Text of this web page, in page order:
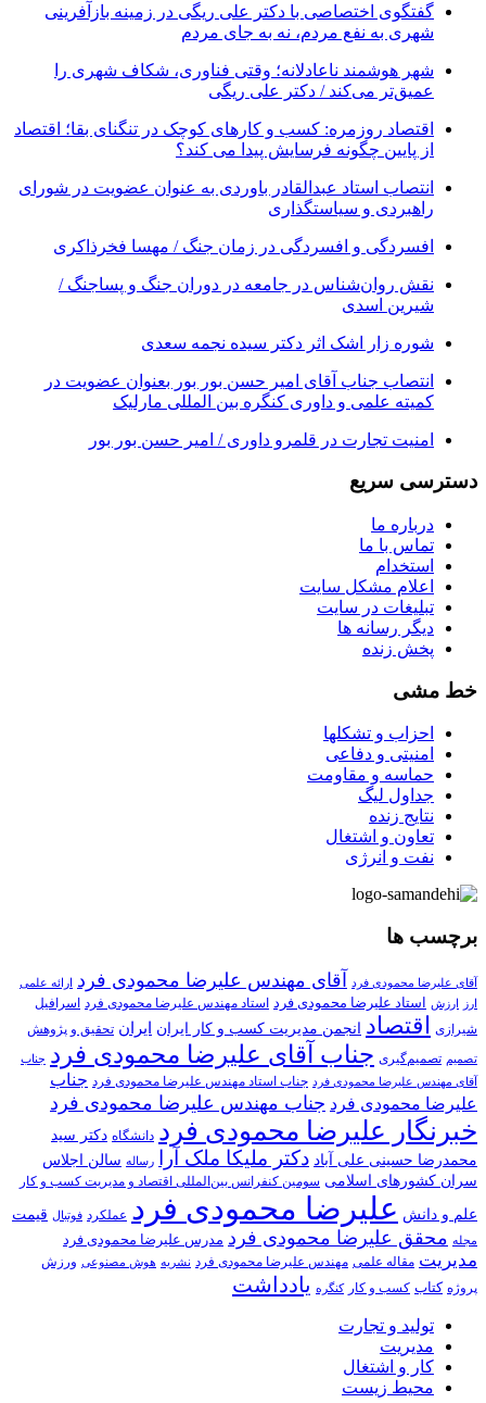
گفتگوی اختصاصی با دکتر علی ریگی در زمینه بازآفرینی
شهری به نفع مردم، نه به جای مردم
شهر هوشمند ناعادلانه؛ وقتی فناوری، شکاف شهری را
عمیق‌تر می‌کند / دکتر علی ریگی
اقتصاد روزمره: کسب‌ و کارهای کوچک در تنگنای بقا؛ اقتصاد
از پایین چگونه فرسایش پیدا می کند؟
انتصاب استاد عبدالقادر باوردی به عنوان عضویت در شورای
راهبردی و سیاستگذاری
افسردگی و افسردگی در زمان جنگ / مهسا فخرذاکری
نقش روان‌شناس در جامعه در دوران جنگ و پساجنگ /
شیرین اسدی
شوره زار اشک اثر دکتر سیده نجمه سعدی
انتصاب جناب آقای امیر حسن بور بور بعنوان عضویت در
کمیته علمی و داوری کنگره بین المللی مارلیک
امنیت تجارت در قلمرو داوری / امیر حسن بور بور
دسترسی سریع
درباره ما
تماس با ما
استخدام
اعلام مشکل سایت
تبلیغات در سایت
ديگر رسانه ها
پخش زنده
خط مشی
احزاب و تشکلها
امنیتی و دفاعی
حماسه و مقاومت
جداول لیگ
نتایج زنده
تعاون و اشتغال
نفت و انرژی
برچسب ها
آقای علیرضا محمودی فرد آقای مهندس علیرضا محمودی فرد
ارائه علمی
ارز
ارزش استاد علیرضا محمودی فرد استاد مهندس علیرضا محمودی فرد
اسرافیل
شیرازی اقتصاد انجمن مدیریت کسب و کار ایران ایران تحقیق و پژوهش
تصمیم تصمیم‌گیری جناب آقای علیرضا محمودی فرد جناب
آقای مهندس علیرضا محمودی فرد جناب استاد مهندس علیرضا محمودی فرد جناب
علیرضا محمودی فرد جناب مهندس علیرضا محمودی فرد
خبرنگار علیرضا محمودی فرد دانشگاه دکتر سید
محمدرضا حسینی علی آباد دکتر ملیکا ملک آرا رساله سالن اجلاس
سران کشورهای اسلامی سومین کنفرانس بین‌المللی اقتصاد و مدیریت کسب و کار
علم و دانش علیرضا محمودی فرد عملکرد فوتبال قیمت
مجله محقق علیرضا محمودی فرد مدرس علیرضا محمودی فرد
مدیریت مقاله علمی مهندس علیرضا محمودی فرد نشریه هوش مصنوعی ورزش
پروژه کتاب کسب و کار کنگره یادداشت
تولید و تجارت
مدیریت
کار و اشتغال
محیط زیست